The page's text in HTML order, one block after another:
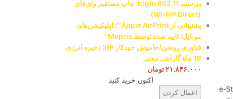
بی‌سیم 802.11 b/g/n؛ چاپ مستقیم وای‌فای
(Wi-Fi® Direct)
پشتیبانی از Apple AirPrint™؛ اپلیکیشن‌های
موبایل؛ تایید شده توسط Mopria™
فناوری روشن/خاموش خودکار HP؛ ذخیره انرژی
18 ماه گارانتی معتبر
۲۱.۸۴۶.۰۰۰تومان
اکنون خرید کنید
اعمال کردن